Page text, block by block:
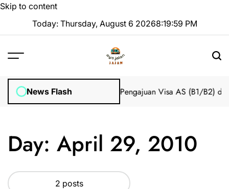
Skip to content
Today: Thursday, August 6 20268:20:00 PM
News Flash
2025 Tanpa Stres Bantuan Pengajuan Visa AS (B1/B2)
Day: April 29, 2010
2 posts